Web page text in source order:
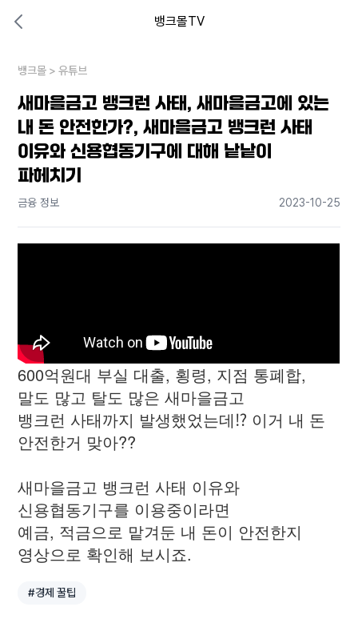
뱅크몰TV
내 상황엔 어떤 방법이 있을까?
뱅크몰 >유튜브
새마을금고 뱅크런 사태, 새마을금고에 있는
내 돈 안전한가?, 새마을금고 뱅크런 사태
이유와 신용협동기구에 대해 낱낱이
파헤치기
금융 정보 2023-10-25
600억원대 부실 대출, 횡령, 지점 통폐합,
말도 많고 탈도 많은 새마을금고
뱅크런 사태까지 발생했었는데⁉️ 이거 내 돈
안전한거 맞아??
새마을금고 뱅크런 사태 이유와
신용협동기구를 이용중이라면
예금, 적금으로 맡겨둔 내 돈이 안전한지
영상으로 확인해 보시죠.
#경제 꿀팁